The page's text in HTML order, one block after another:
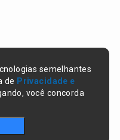
semelhantes
de Privacidade e
você concorda